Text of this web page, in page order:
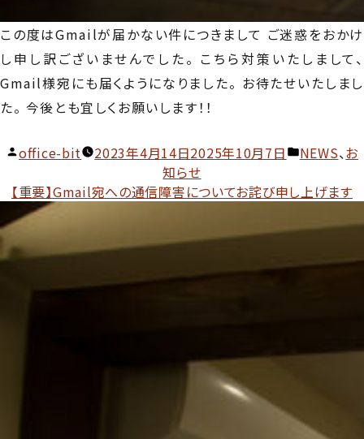
この度はGmailが届かない件につきまして ご迷惑をおかけ
し申し訳ございませんでした。 こちら対策いたしまして、
Gmail様宛にも届くようになりました。 お待たせいたしまし
た。 今後とも宜しくお願いします！！
投
者:
office-bit 2023年4月14日2025年10月7日
カ
ゴ
ー:
NEWS、お
知らせ
【重要】Gmail宛への通信障害についてお詫び申し上げます